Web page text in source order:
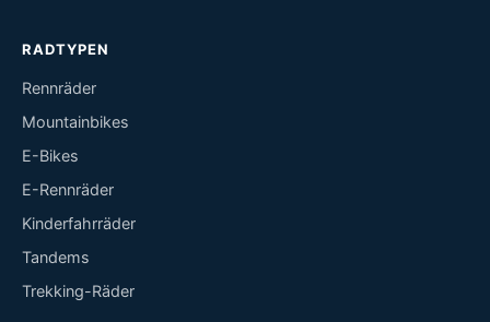
RADTYPEN
Rennräder
Mountainbikes
E-Bikes
E-Rennräder
Kinderfahrräder
Tandems
Trekking-Räder